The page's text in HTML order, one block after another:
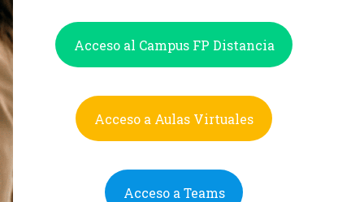
Acceso al Campus FP Distancia
Acceso a Aulas Virtuales
Acceso a Teams